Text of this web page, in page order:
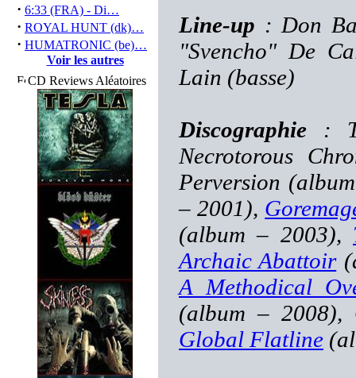
· 6:33 (FRA) - Di…
· ROYAL HUNT (dk)…
· HUMATRONIC (be)…
Voir les autres
CD Reviews Aléatoires
Line-up : Don
"Svencho" De
Lain (basse)
Discographie :
Necrotorous
Perversion
– 2001),
(album – 2003),
Archaic Abattoir
A Methodical
(album – 2008),
Global Flatline